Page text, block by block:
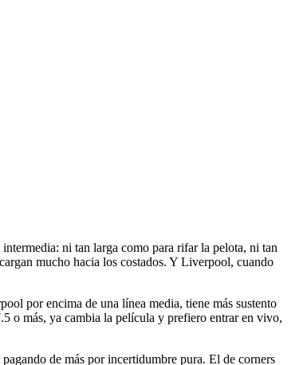
ni tan larga como para rifar la pelota, ni tan
mucho hacia los costados. Y Liverpool, cuando
por encima de una línea media, tiene más sustento
o más, ya cambia la película y prefiero entrar en vivo,
de más por incertidumbre pura. El de corners